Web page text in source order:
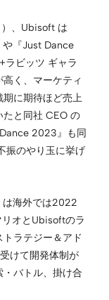
、Ubisoft は
や『Just Dance
ラビッツ ギャラ
く、マーケティ
に期待ほど売上
たと同社 CEO の
2023』も同
振のやり玉に挙げ
は海外では2022
リオとUbisoftのラ
ラテジー＆アド
けて開発体制が
バトル、掛け合